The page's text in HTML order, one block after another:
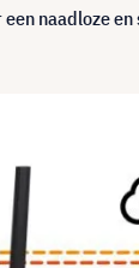
naadloze